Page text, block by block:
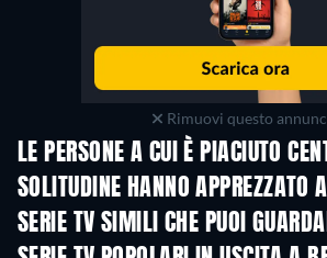
Rimuovi questo
LE PERSONE A CUI È PIACIUTO
SOLITUDINE HANNO APPREZZATO
TV
SERIE TV SIMILI CHE PUOI